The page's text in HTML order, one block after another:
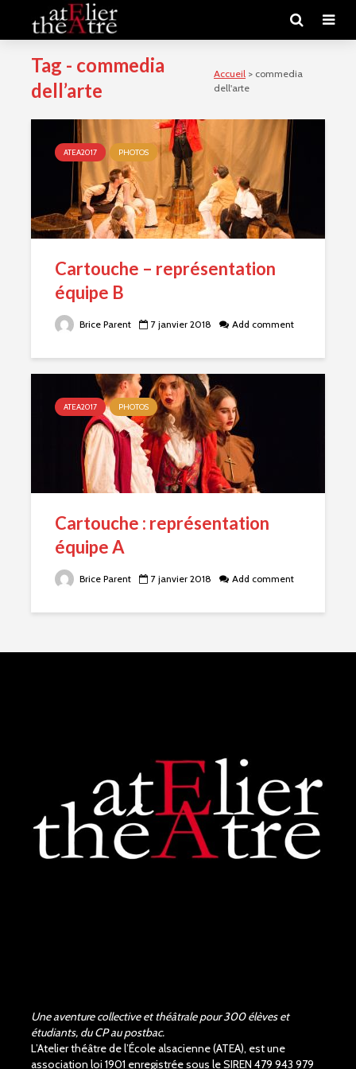
Tag - commedia
dell’arte
Accueil > commedia
dell'arte
ATEA2017 PHOTOS
Cartouche – représentation
équipe B
Brice Parent 7 janvier 2018 Add comment
ATEA2017 PHOTOS
Cartouche : représentation
équipe A
Brice Parent 7 janvier 2018 Add comment
Une aventure collective et théâtrale pour 300 élèves et
étudiants, du CP au postbac.
L’Atelier théâtre de l’École alsacienne (ATEA), est une
association loi 1901 enregistrée sous le SIREN 479 943 979